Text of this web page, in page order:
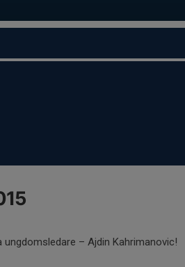
– Ajdin Kahrimanovic!